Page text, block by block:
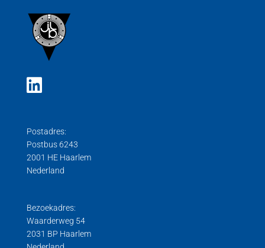
Postadres:
Postbus 6243
2001 HE Haarlem
Nederland
Bezoekadres:
Waarderweg 54
2031 BP Haarlem